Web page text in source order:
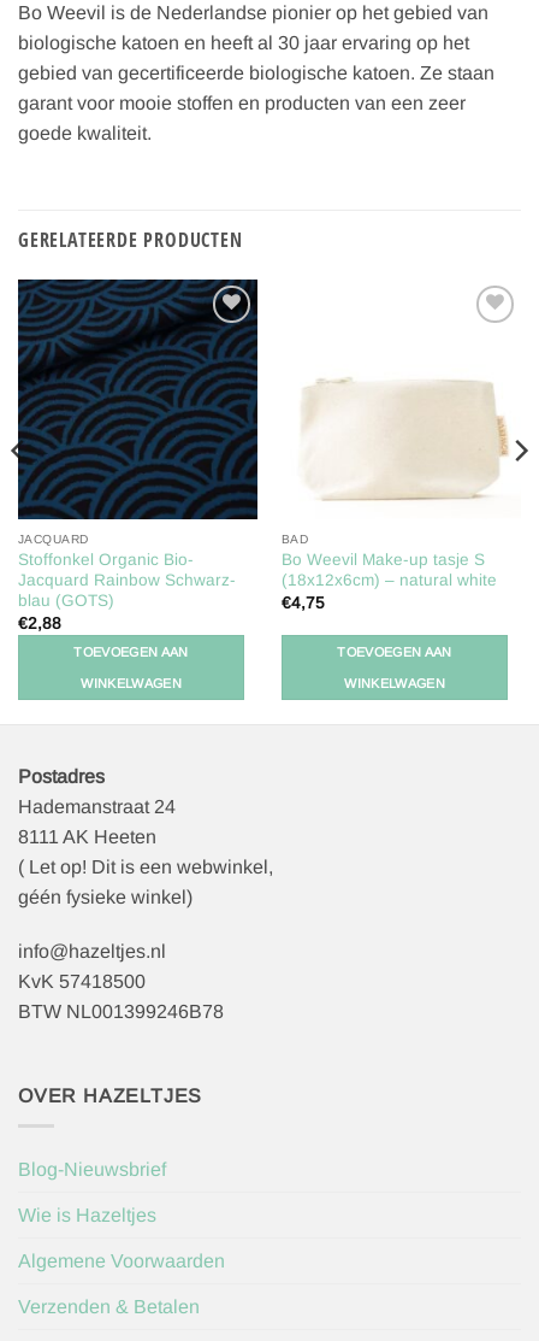
Bo Weevil is de Nederlandse pionier op het gebied van
biologische katoen en heeft al 30 jaar ervaring op het
gebied van gecertificeerde biologische katoen. Ze staan
garant voor mooie stoffen en producten van een zeer
goede kwaliteit.
GERELATEERDE PRODUCTEN
Toevoegen
aan
verlanglijst
JACQUARD
Stoffonkel Organic Bio-
Jacquard Rainbow Schwarz-
blau (GOTS)
€2,88
TOEVOEGEN AAN
WINKELWAGEN
BAD
Bo Weevil Make-up tasje S
(18x12x6cm) – natural white
€4,75
TOEVOEGEN AAN
WINKELWAGEN
Postadres
Hademanstraat 24
8111 AK Heeten
( Let op! Dit is een webwinkel,
géén fysieke winkel)
info@hazeltjes.nl
KvK 57418500
BTW NL001399246B78
OVER HAZELTJES
Blog-Nieuwsbrief
Wie is Hazeltjes
Algemene Voorwaarden
Verzenden & Betalen